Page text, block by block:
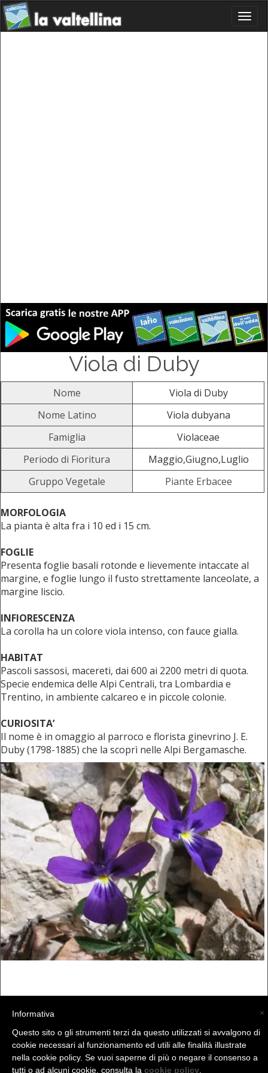
Viola di Duby
Nome
Viola di Duby
Nome Latino
Viola dubyana
Famiglia
Violaceae
Periodo di Fioritura
Maggio,Giugno,Luglio
Gruppo Vegetale
Piante Erbacee
MORFOLOGIA
La pianta è alta fra i 10 ed i 15 cm.
FOGLIE
Presenta foglie basali rotonde e lievemente intaccate al
margine, e foglie lungo il fusto strettamente lanceolate, a
margine liscio.
INFIORESCENZA
La corolla ha un colore viola intenso, con fauce gialla.
HABITAT
Pascoli sassosi, macereti, dai 600 ai 2200 metri di quota.
Specie endemica delle Alpi Centrali, tra Lombardia e
Trentino, in ambiente calcareo e in piccole colonie.
CURIOSITA’
Il nome è in omaggio al parroco e florista ginevrino J. E.
Duby (1798-1885) che la scoprì nelle Alpi Bergamasche.
×
Informativa
Questo sito o gli strumenti terzi da questo utilizzati si avvalgono di
cookie necessari al funzionamento ed utili alle finalità illustrate
nella cookie policy. Se vuoi saperne di più o negare il consenso a
tutti o ad alcuni cookie, consulta la cookie policy